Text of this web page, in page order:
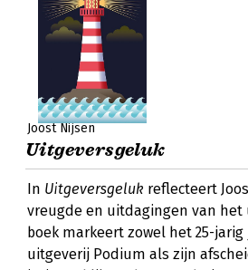
Joost Nijsen
Uitgeversgeluk
In Uitgeversgeluk reflecteert
vreugde en uitdagingen van het
boek markeert zowel het 25-
uitgeverij Podium als zijn